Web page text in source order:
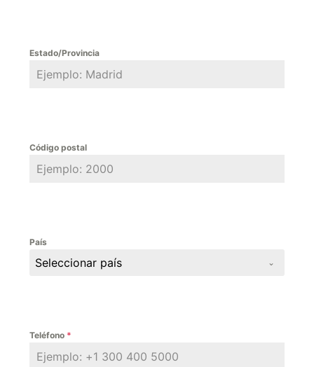
Estado/Provincia
Código postal
País
Seleccionar país
Teléfono *